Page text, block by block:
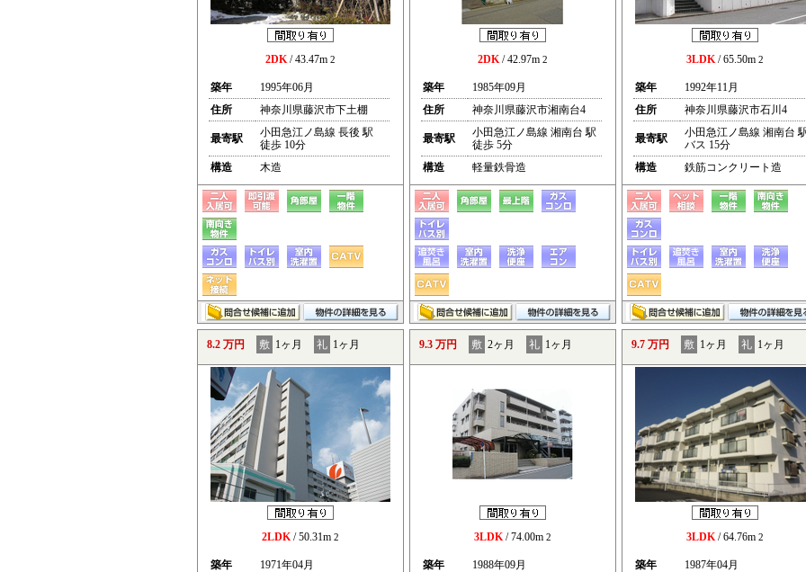
2DK/ 43.47m 2
築年
1995年06月
住所
神奈川県藤沢市下土棚
最寄駅
小田急江ノ島線 長後 駅
徒歩 10分
構造
木造
2DK/ 42.97m 2
築年
1985年09月
住所
神奈川県藤沢市湘南台4
最寄駅
小田急江ノ島線 湘南台 駅
徒歩 5分
構造
軽量鉄骨造
3LDK/ 65.50m 2
築年
1992年11月
住所
神奈川県藤沢市石川4
最寄駅
小田急江ノ島線 湘南台
バス 15分
構造
鉄筋コンクリート造
8.2 万円 敷 1ヶ月 礼 1ヶ月
2LDK/ 50.31m 2
築年
1971年04月
9.3 万円 敷 2ヶ月 礼 1ヶ月
3LDK/ 74.00m 2
築年
1988年09月
9.7 万円 敷 1ヶ月 礼 1ヶ月
3LDK/ 64.76m 2
築年
1987年04月